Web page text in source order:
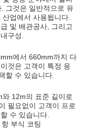
그것은 일반적으로 유
업에서 사용됩니다.
및 배관공사, 그리고
구성.
에서 660mm까지 다
것은 고객이 특정 응
할 수 있습니다.
12m의 표준 길이로
필요없이 고객이 프로
수 있습니다.
부식 코팅